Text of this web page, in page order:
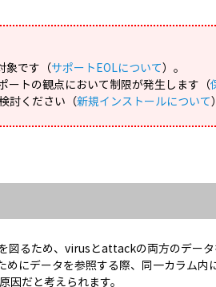
象です（サポートEOLについて）。
ートの観点において制限が発生します（
討ください（新規インストールについて
るため、virusとattackの両方のデータ
にデータを参照する際、同一カラム
因だと考えられます。